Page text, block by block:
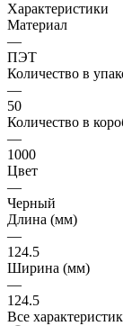
Характеристики
Материал
—
ПЭТ
Количество в
—
50
Количество в
—
1000
Цвет
—
Черный
Длина (мм)
—
124.5
Ширина (мм)
—
124.5
Все